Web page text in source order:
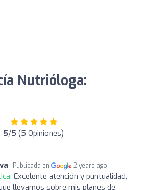
Nutrióloga:
5/5 (5 Opiniones)
Publicada en 2 years ago
Excelente atención y puntualidad,
llevamos sobre mis planes de